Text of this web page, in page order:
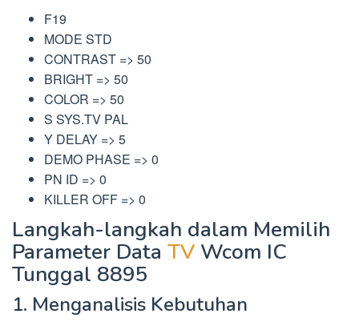
F19
MODE STD
CONTRAST => 50
BRIGHT => 50
COLOR => 50
S SYS.TV PAL
Y DELAY => 5
DEMO PHASE => 0
PN ID => 0
KILLER OFF => 0
Langkah-langkah dalam Memilih
Parameter Data TV Wcom IC
Tunggal 8895
1. Menganalisis Kebutuhan